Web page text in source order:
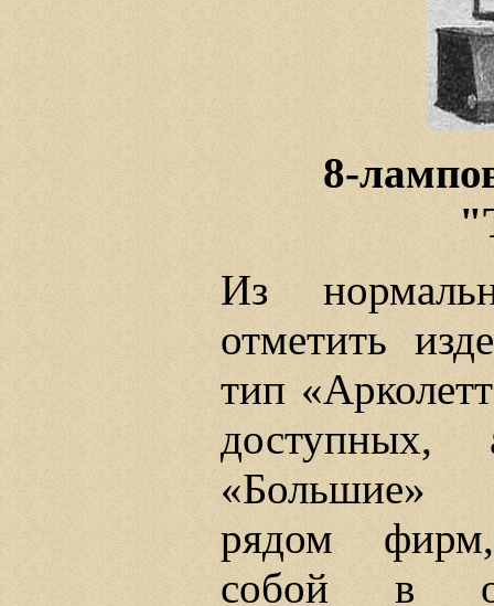
8-
Из
отметить
тип
«Большие»
рядом
собой в